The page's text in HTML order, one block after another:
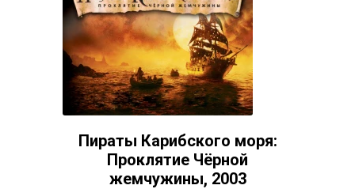
Пираты Карибского моря:
Проклятие Чёрной
жемчужины, 2003